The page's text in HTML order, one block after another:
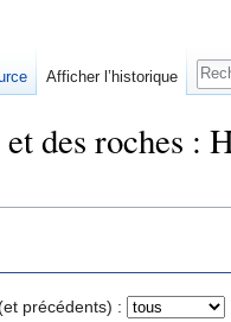
des roches :
précédents) :
Afficher l’historique